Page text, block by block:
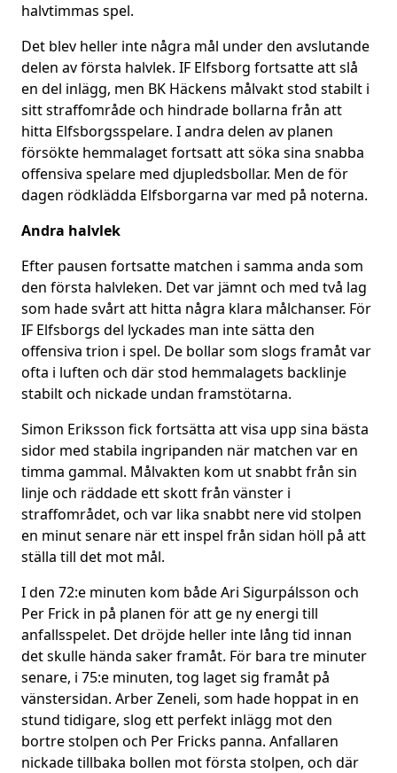
halvtimmas spel.
Det blev heller inte några mål under den avslutande
delen av första halvlek. IF Elfsborg fortsatte att slå
en del inlägg, men BK Häckens målvakt stod stabilt i
sitt straffområde och hindrade bollarna från att
hitta Elfsborgsspelare. I andra delen av planen
försökte hemmalaget fortsatt att söka sina snabba
offensiva spelare med djupledsbollar. Men de för
dagen rödklädda Elfsborgarna var med på noterna.
Andra halvlek
Efter pausen fortsatte matchen i samma anda som
den första halvleken. Det var jämnt och med två lag
som hade svårt att hitta några klara målchanser. För
IF Elfsborgs del lyckades man inte sätta den
offensiva trion i spel. De bollar som slogs framåt var
ofta i luften och där stod hemmalagets backlinje
stabilt och nickade undan framstötarna.
Simon Eriksson fick fortsätta att visa upp sina bästa
sidor med stabila ingripanden när matchen var en
timma gammal. Målvakten kom ut snabbt från sin
linje och räddade ett skott från vänster i
straffområdet, och var lika snabbt nere vid stolpen
en minut senare när ett inspel från sidan höll på att
ställa till det mot mål.
I den 72:e minuten kom både Ari Sigurpálsson och
Per Frick in på planen för att ge ny energi till
anfallsspelet. Det dröjde heller inte lång tid innan
det skulle hända saker framåt. För bara tre minuter
senare, i 75:e minuten, tog laget sig framåt på
vänstersidan. Arber Zeneli, som hade hoppat in en
stund tidigare, slog ett perfekt inlägg mot den
bortre stolpen och Per Fricks panna. Anfallaren
nickade tillbaka bollen mot första stolpen, och där